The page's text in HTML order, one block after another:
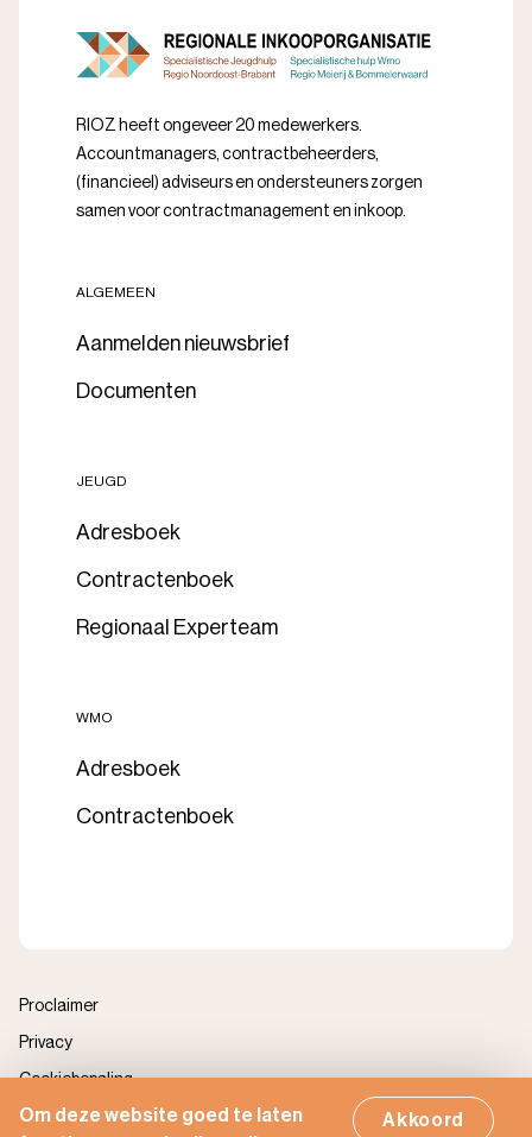
Om deze website goed te laten
Akkoord
RIOZ heeft ongeveer 20 medewerkers.
Accountmanagers, contractbeheerders,
(financieel) adviseurs en ondersteuners zorgen
samen voor contractmanagement en inkoop.
ALGEMEEN
Aanmelden nieuwsbrief
Documenten
JEUGD
Adresboek
Contractenboek
Regionaal Experteam
WMO
Adresboek
Contractenboek
Proclaimer
Privacy
Cookiebepaling
Zorgportaal